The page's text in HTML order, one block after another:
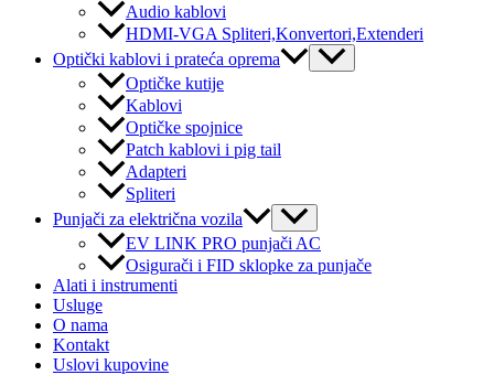
Audio kablovi
HDMI-VGA Spliteri,Konvertori,Extenderi
Optički kablovi i prateća oprema
Menu
Toggle
Optičke kutije
Kablovi
Optičke spojnice
Patch kablovi i pig tail
Adapteri
Spliteri
Punjači za električna vozila
Menu
Toggle
EV LINK PRO punjači AC
Osigurači i FID sklopke za punjače
Alati i instrumenti
Usluge
O nama
Kontakt
Uslovi kupovine